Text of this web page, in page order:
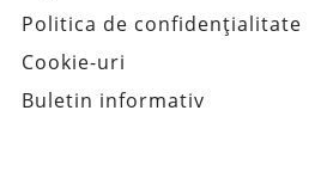
Politica de confidențialitate
Cookie-uri
Buletin informativ